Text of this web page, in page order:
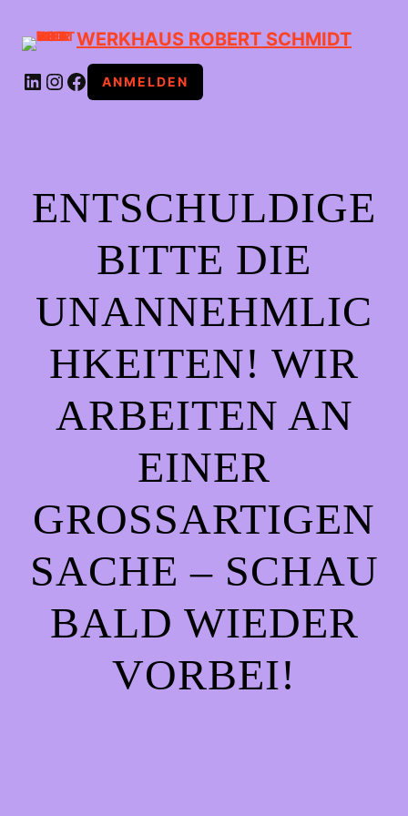
WERKHAUS ROBERT SCHMIDT
LINKEDIN INSTAGRAMFACEBOOK ANMELDEN
ENTSCHULDIGE
BITTE DIE
UNANNEHMLIC
HKEITEN! WIR
ARBEITEN AN
EINER
GROSSARTIGEN S
ACHE – SCHAU B
ALD WIEDER V
ORBEI!